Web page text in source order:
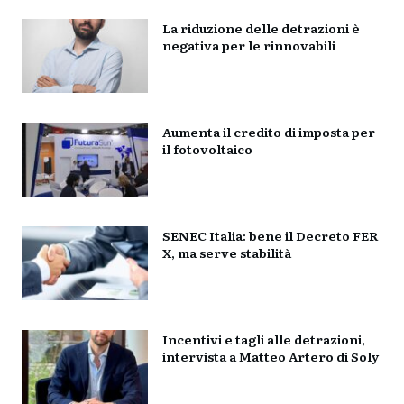
La riduzione delle detrazioni è
negativa per le rinnovabili
Aumenta il credito di imposta per
il fotovoltaico
SENEC Italia: bene il Decreto FER
X, ma serve stabilità
Incentivi e tagli alle detrazioni,
intervista a Matteo Artero di Soly